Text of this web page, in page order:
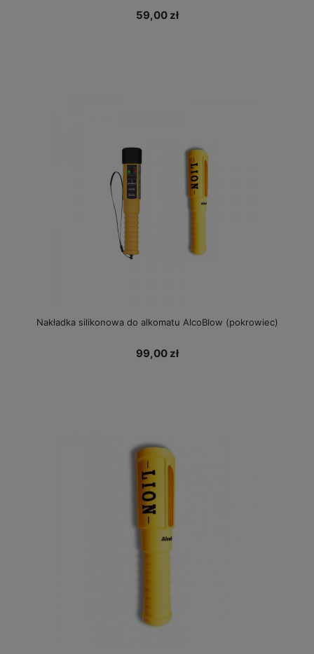
59,00 zł
Nakładka silikonowa do alkomatu AlcoBlow (pokrowiec)
99,00 zł